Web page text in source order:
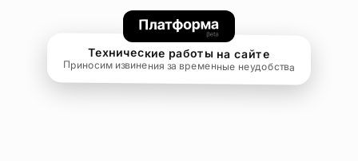
Технические работы на сайте
Приносим извинения за временные неудобства